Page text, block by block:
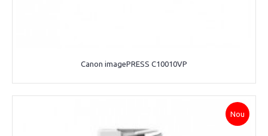
Canon imagePRESS C10010VP
Nou